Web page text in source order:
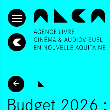
ALLER AU
Budget 2026